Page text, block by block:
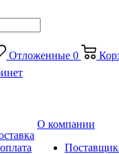
Отложенные 0
О компании